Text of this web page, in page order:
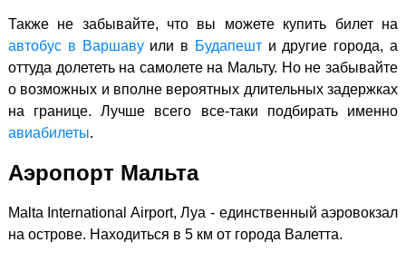
Также не забывайте, что вы можете купить билет на
автобус в Варшавуили в Будапешти другие города, а
оттуда долететь на самолете на Мальту. Но не забывайте
о возможных и вполне вероятных длительных задержках
на границе. Лучше всего все-таки подбирать именно
авиабилеты.
Аэропорт Мальта
Malta International Airport, Луа - единственный аэровокзал
на острове. Находиться в 5 км от города Валетта.